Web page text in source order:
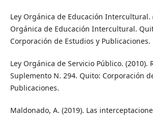
Ley Orgánica de Educación Intercultural.
Orgánica de Educación Intercultural.
Corporación de Estudios y Publicaciones.
Ley Orgánica de Servicio Público. (2010).
Suplemento N. 294. Quito: Corporación
Publicaciones.
Maldonado, A. (2019). Las